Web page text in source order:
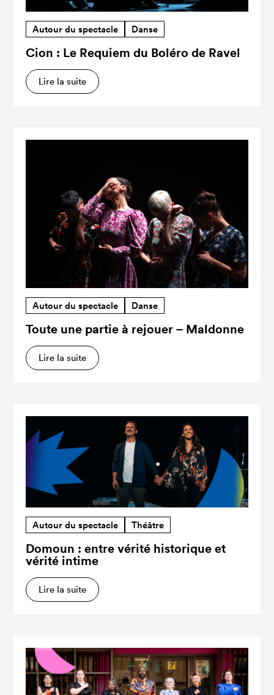
Autour du spectacle Danse
Cion : Le Requiem du Boléro de Ravel
Lire la suite
Autour du spectacle Danse
Toute une partie à rejouer – Maldonne
Lire la suite
Autour du spectacle Théâtre
Domoun : entre vérité historique et
vérité intime
Lire la suite